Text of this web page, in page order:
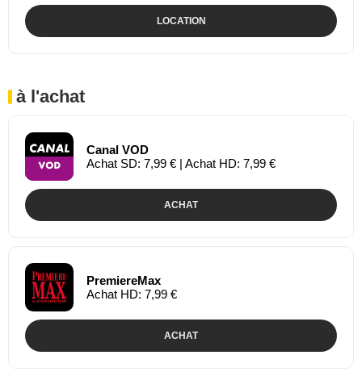
LOCATION
à l'achat
Canal VOD
Achat SD: 7,99 € | Achat HD: 7,99 €
ACHAT
PremiereMax
Achat HD: 7,99 €
ACHAT